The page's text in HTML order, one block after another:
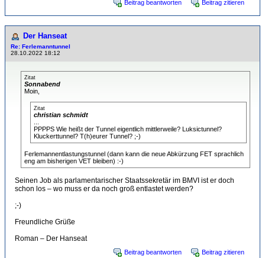
Beitrag beantworten Beitrag zitieren
Der Hanseat
Re: Ferlemanntunnel
28.10.2022 18:12
Zitat
Sonnabend
Moin,
Zitat
christian schmidt
PPPPS Wie heißt der Tunnel eigentlich mittlerweile? Luksictunnel?
Kluckerttunnel? T(h)eurer Tunnel? ;-)
Ferlemannentlastungstunnel (dann kann die neue Abkürzung FET sprachlich
eng am bisherigen VET bleiben) :-)
Seinen Job als parlamentarischer Staatssekretär im BMVI ist er doch
schon los – wo muss er da noch groß entlastet werden?
;-)
Freundliche Grüße
Roman – Der Hanseat
Beitrag beantworten Beitrag zitieren